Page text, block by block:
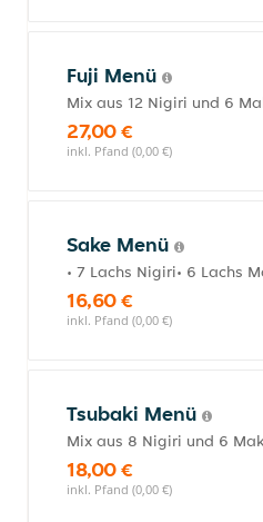
Fuji Menü
Mix aus 12 Nigiri und 6
27,00 €
inkl. Pfand (0,00 €)
Sake Menü
• 7 Lachs Nigiri• 6 Lachs
16,60 €
inkl. Pfand (0,00 €)
Tsubaki Menü
Mix aus 8 Nigiri und 6
18,00 €
inkl. Pfand (0,00 €)